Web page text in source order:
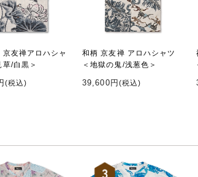
友禅アロハシャ
/白黒＞
(税込)
和柄 京友禅 アロハシャツ
＜地獄の鬼/浅葱色＞
39,600円 (税込)